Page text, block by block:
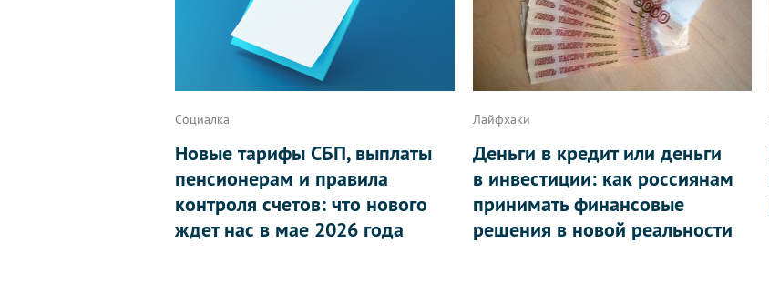
Социалка
Новые тарифы СБП, выплаты
пенсионерам и правила
контроля счетов: что нового
ждет нас в мае 2026 года
Лайфхаки
Деньги в кредит или деньги
в инвестиции: как россиянам
принимать финансовые
решения в новой реальности